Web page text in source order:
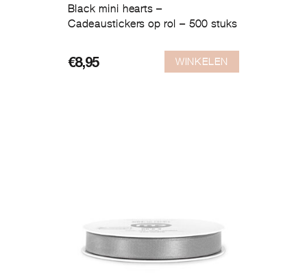
Black mini hearts –
Cadeaustickers op rol – 500 stuks
€8,95 WINKELEN